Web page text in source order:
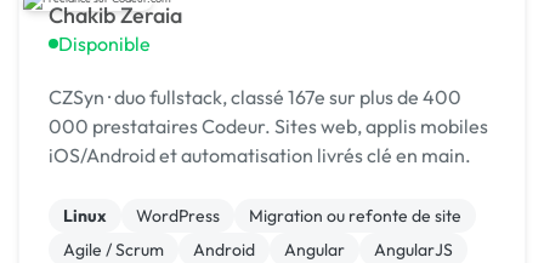
Chakib Zeraia
Disponible
CZSyn · duo fullstack, classé 167e sur plus de 400
000 prestataires Codeur. Sites web, applis mobiles
iOS/Android et automatisation livrés clé en main.
Linux WordPress
Migration ou refonte de site
Agile / Scrum
Android Angular
AngularJS